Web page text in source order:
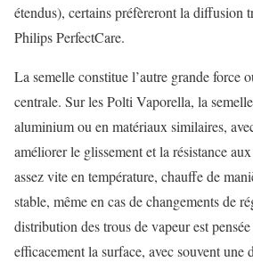
étendus), certains préfèreront la diffusion
Philips PerfectCare.
La semelle constitue l’autre grande force
centrale. Sur les Polti Vaporella, la
aluminium ou en matériaux similaires,
améliorer le glissement et la résistance
assez vite en température, chauffe de
stable, même en cas de changements de
distribution des trous de vapeur est
efficacement la surface, avec souvent une